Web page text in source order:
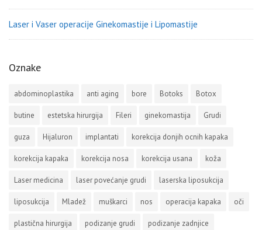
Laser i Vaser operacije Ginekomastije i Lipomastije
Oznake
abdominoplastika anti aging bore Botoks Botox
butine estetska hirurgija Fileri ginekomastija Grudi
guza Hijaluron implantati korekcija donjih ocnih kapaka
korekcija kapaka korekcija nosa korekcija usana koža
Laser medicina laser povećanje grudi laserska liposukcija
liposukcija Mladež muškarci nos operacija kapaka oči
plastična hirurgija podizanje grudi podizanje zadnjice